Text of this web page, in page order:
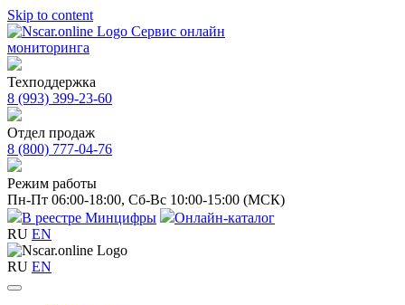
Skip to content
Сервис онлайн
мониторинга
Техподдержка
8 (993) 399-23-60
Отдел продаж
8 (800) 777-04-76
Режим работы
Пн-Пт 06:00-18:00, Сб-Вс 10:00-15:00 (МСК)
В реестре Минцифры
Онлайн-каталог
RU EN
RU EN